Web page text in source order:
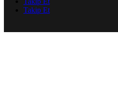
Takip Et